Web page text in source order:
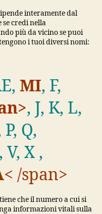
interamente dal
se credi nella
più da vicino se puoi
i tuoi diversi nomi:
MI, F,
, J, K, L,
P, Q,
, V, X ,
< /span>
che il numero a cui si
informazioni vitali sulla